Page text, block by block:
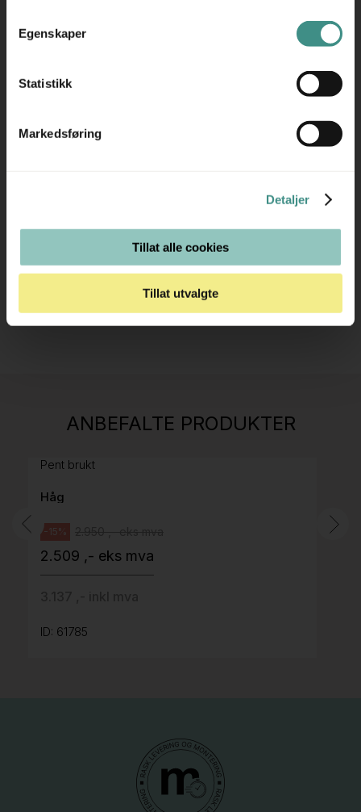
Egenskaper
Statistikk
Markedsføring
Detaljer
Tillat alle cookies
Tillat utvalgte
prosjekt?
ANBEFALTE PRODUKTER
H05 5600 Swingback-armlene Mørk
Pent brukt
Håg
-15%
2.509 ,- eks mva
ID: 61785